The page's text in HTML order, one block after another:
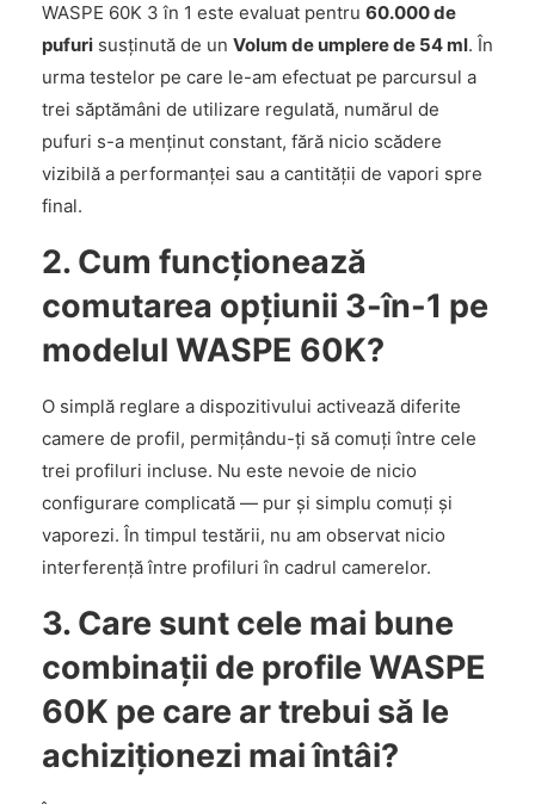
WASPE 60K 3 în 1 este evaluat pentru 60.000 de
pufuri susținută de un Volum de umplere de 54 ml. În
urma testelor pe care le-am efectuat pe parcursul a
trei săptămâni de utilizare regulată, numărul de
pufuri s-a menținut constant, fără nicio scădere
vizibilă a performanței sau a cantității de vapori spre
final.
2. Cum funcționează
comutarea opțiunii 3-în-1 pe
modelul WASPE 60K?
O simplă reglare a dispozitivului activează diferite
camere de profil, permițându-ți să comuți între cele
trei profiluri incluse. Nu este nevoie de nicio
configurare complicată — pur și simplu comuți și
vaporezi. În timpul testării, nu am observat nicio
interferență între profiluri în cadrul camerelor.
3. Care sunt cele mai bune
combinații de profile WASPE
60K pe care ar trebui să le
achiziționezi mai întâi?